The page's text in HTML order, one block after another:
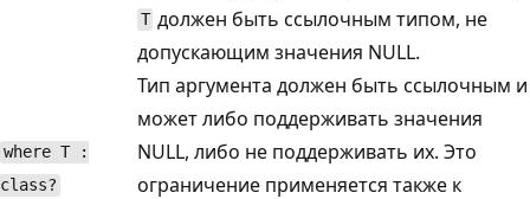
T должен быть ссылочным типом, не
допускающим значения NULL.
where T :
class?
Тип аргумента должен быть ссылочным и
может либо поддерживать значения
NULL, либо не поддерживать их. Это
ограничение применяется также к